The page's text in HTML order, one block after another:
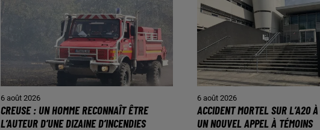
6 août 2026
CREUSE : UN HOMME RECONNAÎT ÊTRE
L’AUTEUR D’UNE DIZAINE D’INCENDIES
6 août 2026
ACCIDENT MORTEL SUR L’A20
UN NOUVEL APPEL À TÉMOINS